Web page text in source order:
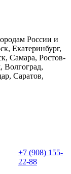
России и
Екатеринбург,
Самара, Ростов-
Волгоград,
Саратов,
+7 (908) 155-
22-88